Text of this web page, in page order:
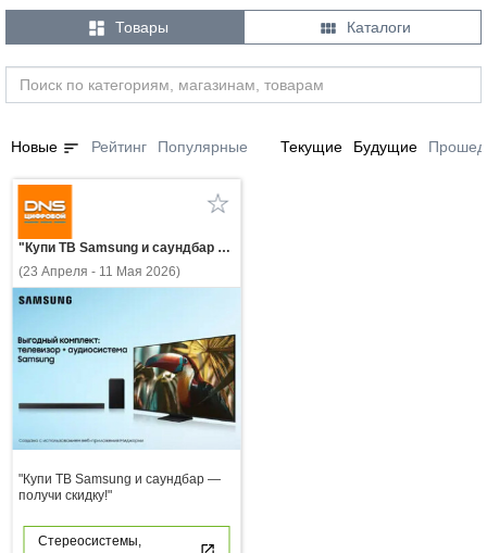
 Товары  Каталоги
Новые sort Рейтинг Популярные Текущие Будущие
"Купи ТВ Samsung и саундбар — получи скидку!"
(23 Апреля - 11 Мая 2026)
"Купи ТВ Samsung и саундбар —
получи скидку!"
Стереосистемы,